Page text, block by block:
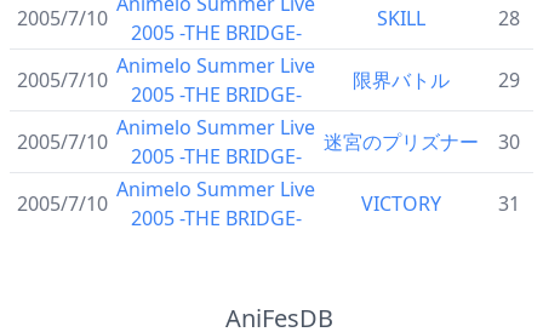
2005/7/10
2005 -THE BRIDGE-
SKILL 28
2005/7/10
Animelo Summer Live
2005 -THE BRIDGE-
限界バトル 29
2005/7/10
Animelo Summer Live
2005 -THE BRIDGE-
迷宮のプリズナー 30
2005/7/10
Animelo Summer Live
2005 -THE BRIDGE-
VICTORY 31
AniFesDB